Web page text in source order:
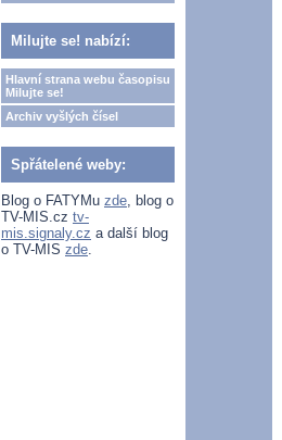
Milujte se! nabízí:
Hlavní strana webu časopisu
Milujte se!
Archiv vyšlých čísel
Spřátelené weby:
Blog o FATYMu zde, blog o
TV-MIS.cz tv-
mis.signaly.cz a další blog
o TV-MIS zde.